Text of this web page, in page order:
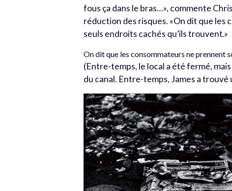
fous ça dans le bras…», commente
réduction des risques. «On dit que les
seuls endroits cachés qu’ils trouvent.»
On dit que les consommateurs ne prennent
(Entre-temps, le local a été fermé,
du canal. Entre-temps, James a